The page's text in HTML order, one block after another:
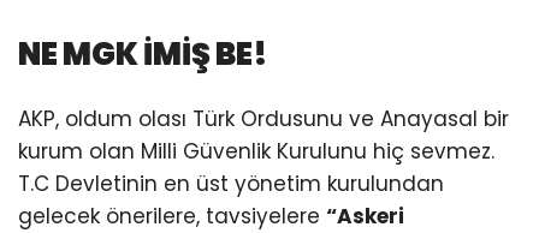
NE MGK İMİŞ BE!
AKP, oldum olası Türk Ordusunu ve Anayasal bir
kurum olan Milli Güvenlik Kurulunu hiç sevmez.
T.C Devletinin en üst yönetim kurulundan
gelecek önerilere, tavsiyelere “Askeri